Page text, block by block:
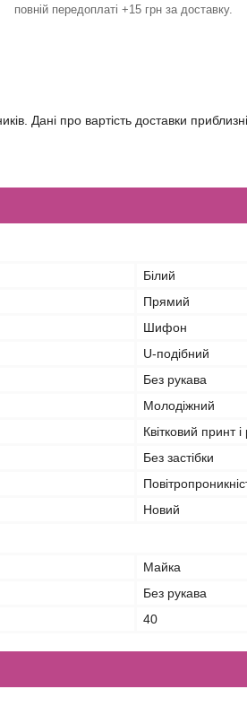
повній передоплаті +15 грн за доставку.
Дані про вартість доставки
Білий
Прямий
Шифон
U-подібний
Без рукава
Молодіжний
Квітковий принт
Без застібки
Новий
Майка
Без рукава
40